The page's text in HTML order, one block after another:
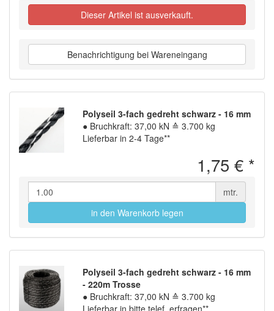
Dieser Artikel ist ausverkauft.
Benachrichtigung bei Wareneingang
Polyseil 3-fach gedreht schwarz - 16 mm
● Bruchkraft: 37,00 kN ≙ 3.700 kg
Lieferbar in 2-4 Tage**
1,75 € *
mtr.
in den Warenkorb legen
Polyseil 3-fach gedreht schwarz - 16 mm
- 220m Trosse
● Bruchkraft: 37,00 kN ≙ 3.700 kg
Lieferbar in bitte telef. erfragen**